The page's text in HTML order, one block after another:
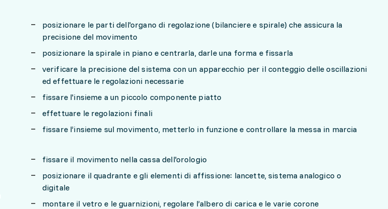
posizionare le parti dell'organo di regolazione (bilanciere e spirale) che assicura la
precisione del movimento
posizionare la spirale in piano e centrarla, darle una forma e fissarla
verificare la precisione del sistema con un apparecchio per il conteggio delle oscillazioni
ed effettuare le regolazioni necessarie
fissare l'insieme a un piccolo componente piatto
effettuare le regolazioni finali
fissare l’insieme sul movimento, metterlo in funzione e controllare la messa in marcia
fissare il movimento nella cassa dell'orologio
posizionare il quadrante e gli elementi di affissione: lancette, sistema analogico o
digitale
montare il vetro e le guarnizioni, regolare l’albero di carica e le varie corone